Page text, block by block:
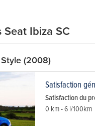
Seat Ibiza SC
(2008)
Satisfaction
Satisfaction du
0 km - 6 l/100km